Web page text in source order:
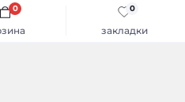
закладки
0
0
КУПИТЬ
Подписаться